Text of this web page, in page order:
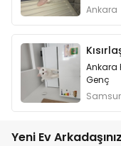
Ankara
Ankara
Genç
Yeni Ev